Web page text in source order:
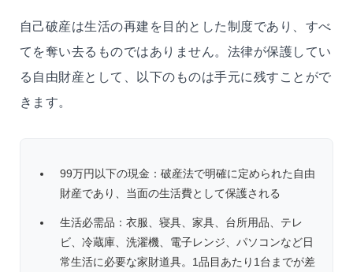
自己破産は生活の再建を目的とした制度であり、すべ
てを奪い去るものではありません。法律が保護してい
る自由財産として、以下のものは手元に残すことがで
きます。
99万円以下の現金：破産法で明確に定められた自由
財産であり、当面の生活費として保護される
生活必需品：衣服、寝具、家具、台所用品、テレ
ビ、冷蔵庫、洗濯機、電子レンジ、パソコンなど日
常生活に必要な家財道具。1品目あたり1台までが差